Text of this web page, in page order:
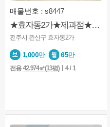
매물번호 : s8447
★효자동2가★제과점★양수양도★권리금有★깔끔★카페,제과제빵점추천★주차편리
전주시 완산구 효자동2가
1,000만 65만
전용42.974㎡(13평)ㅣ4 / 1